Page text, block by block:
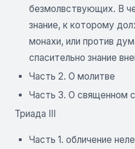
безмолвствующих. В
знание, к которому
монахи, или против
спасительно знание
Часть 2. О молитве
Часть 3. О священном
Триада III
Часть 1. обличение